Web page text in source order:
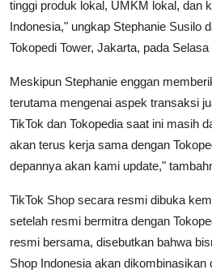
tinggi produk lokal, UMKM lokal, dan
Indonesia," ungkap Stephanie Susilo
Tokopedi Tower, Jakarta, pada Selasa
Meskipun Stephanie enggan
terutama mengenai aspek transaksi
TikTok dan Tokopedia saat ini masih
akan terus kerja sama dengan
depannya akan kami update,"
TikTok Shop secara resmi dibuka
setelah resmi bermitra dengan
resmi bersama, disebutkan bahwa
Shop Indonesia akan dikombinasikan